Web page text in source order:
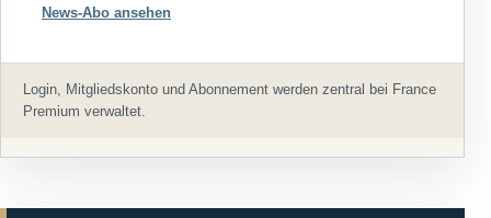
News-Abo ansehen
Login, Mitgliedskonto und Abonnement werden zentral bei France
Premium verwaltet.